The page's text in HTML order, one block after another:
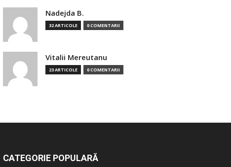
Nadejda B.
32 ARTICOLE 0 COMENTARII
Vitalii Mereutanu
23 ARTICOLE 0 COMENTARII
CATEGORIE POPULARĂ